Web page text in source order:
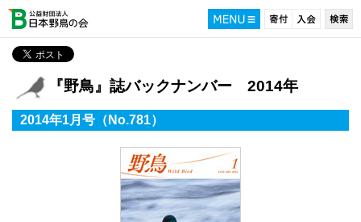
『野鳥』誌バックナンバー 2014年
2014年1月号（No.781）